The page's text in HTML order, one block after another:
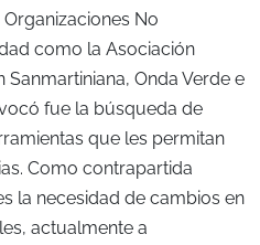
No
como la Asociación
Sanmartiniana, Onda Verde e
fue la búsqueda de
que les permitan
Como contrapartida
la necesidad de cambios en
actualmente a